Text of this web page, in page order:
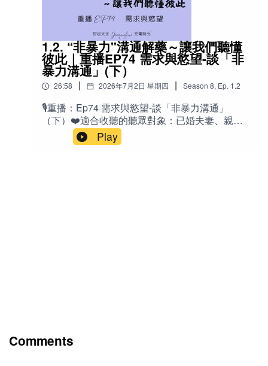
解為「未科學」）Free Will 自由意
志 Rational Thinking 理性思考 Imposter
Syndrome 冒名頂替症候群 Education 教
育（引導內在能力） Unlearn 反教育、去除
舊有學習 📚 台語諺語：「狀元子好生，生意子
歹生」👨‍⚕️人物Dr. Michael Egnor （美國小兒神經
外科）孟子 中國古代哲人 🌟金句「你一直默默努
的能力。」（這就是「配得感」的終極內涵！）
「當天時地利人合時，屬於你的一切，終將回到
你的生命經驗中。」「學習配得感，能讓我們與
《靈魂的想要》接軌。」「配得感，不只是相信
之一。但，也許我們一直誤會了它。真正的配得
感，不是拼命告訴自己「我值得」，也不是靠吸
引力法則去顯化人生，而是一種深刻認識自己的
能力。在這一集節目中， Ｊ分享多年催眠與教練
工作的觀察，以及自己的生命經驗，重新定義什
麼是真正的「配得感」。我們將一起探討：為什
麼有人被深愛，卻始終感受不到幸福？為什麼越
缺乏配得感，越容易自我破壞（Self-
Sabotage）？為什麼真正的配得感，不只是自
信，更包含勇氣與感恩？為什麼幸福，不是追求
別人的人生，而是找到真正屬於自己的生命位
它。」——Charlie Munger 「感恩，讓配得感不
1.2. “非暴力"溝通解藥～讓我們聽懂
彼此｜重播EP74 需求與慾望-談「非
暴力溝通」(下）
26:58 | 2026年7月2日 星期四 | Season 8, Ep. 1.2
🎙️重播：Ep74 需求與慾望-談「非暴力溝通」
（下）❤️適合收聽的聽眾對象：已婚夫妻、親子
關係中的父母、與原生家庭互動頻繁的人，以及
任何希望改善人際溝通、減少衝突、追求更和諧
Rosenberg：馬歇爾‧羅森堡（博士）
Nonjudgmental：不帶評斷的Need / Needs：需
Play
Comments